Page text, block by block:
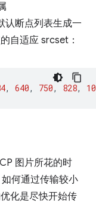
认断点列表生成一
自适应 srcset：
, 640, 750, 828,
图片所花的时
如何通过传输较小
化是尽快开始传